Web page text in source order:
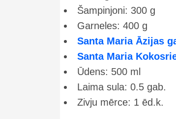
Šampinjoni: 300 g
Garneles: 400 g
Santa Maria Āzijas
Santa Maria
Ūdens: 500 ml
Laima sula: 0.5 gab.
Zivju mērce: 1 ēd.k.